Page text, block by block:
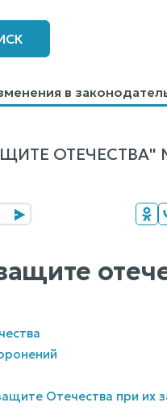
в
ОТЕЧЕСТВА" N
Отечества при их